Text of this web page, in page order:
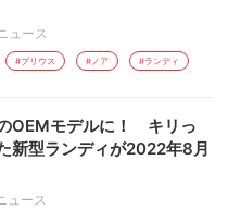
ュース
#プリウス #ノア #ランディ
OEMモデルに！ キリっ
新型ランディが2022年8月
ュース